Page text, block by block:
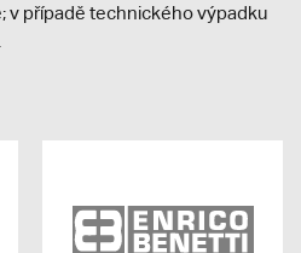
v případě technického výpadku